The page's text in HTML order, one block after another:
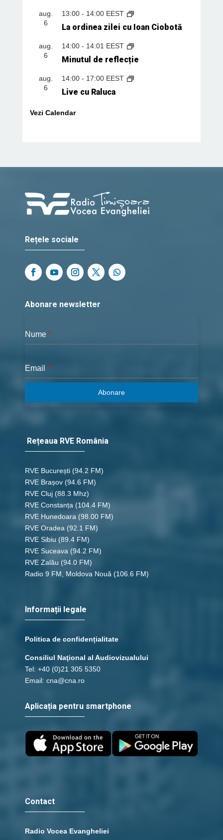
aug.
6
13:00- 14:00 EEST
La ordinea zilei cu Ioan Ciobotă
aug.
6
14:00- 14:01 EEST
Minutul de reflecție
aug.
6
14:00- 17:00 EEST
Live cu Raluca
Vezi Calendar
Rețele sociale
Abonare newsletter
Nume *
Email *
Abonare
Rețeaua RVE România
RVE București (94.2 FM)
RVE Brașov (94.6 FM)
RVE Cluj (88.3 Mhz)
RVE Constanța (104.4 FM)
RVE Hunedoara (98.00 FM)
RVE Oradea (92.1 FM)
RVE Sibiu (89.4 FM)
RVE Suceava (94.2 FM)
RVE Zalău (94.0 FM)
Radio 9 FM, Moldova Nouă (106.6 FM)
Informații legale
Politica de confidențialitate
Consiliul Naţional al Audiovizualului
Tel: +40 (0)21 305 5350
Email: cna@cna.ro
Aplicația pentru smartphone
Contact
Radio Vocea Evangheliei